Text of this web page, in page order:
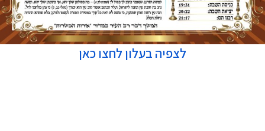
לצפיה בעלון לחצו כאן